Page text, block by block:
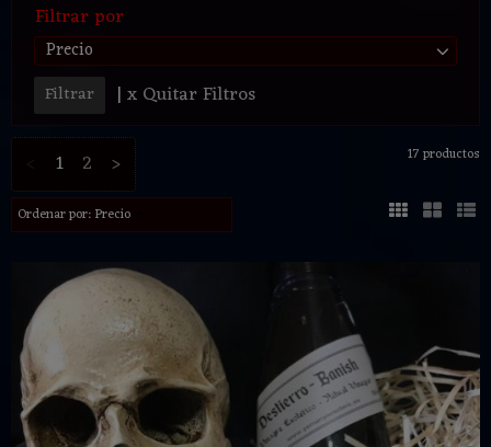
Filtrar por
Precio
| x Quitar Filtros
1 2 > 17 productos
Ordenar por:Precio